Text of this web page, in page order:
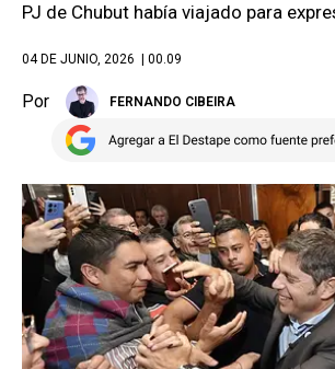
PJ de Chubut había viajado para
04 DE JUNIO, 2026 | 00.09
Por FERNANDO CIBEIRA